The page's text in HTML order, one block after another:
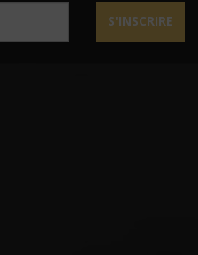
S'INSCRIRE